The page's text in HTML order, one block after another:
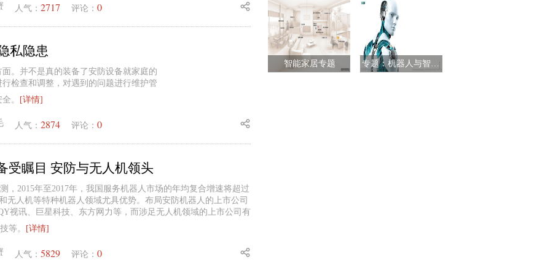
人气： 2717 评论： 0
私隐患
。并不是真的装备了安防设备就家庭的
检查和调整，对遇到的问题进行维护管
。
[详情]
人气： 2874 评论： 0
受瞩目 安防与无人机领头
，2015年至2017年，我国服务机器人市场的年均复合增速将超过
无人机等特种机器人领域尤具优势。布局安防机器人的上市公司
视讯、巨星科技、东方网力等，而涉足无人机领域的上市公司有
等。
[详情]
人气： 5829 评论： 0
智能家居专题 专题：机器人与智能制造